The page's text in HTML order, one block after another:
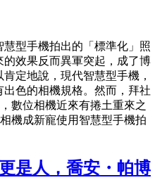
型手機拍出的「標準化」照
的效果反而異軍突起，成了博
定地說，現代智慧型手機，
色的相機規格。然而，拜社
數位相機近來有捲土重來之
機成新寵使用智慧型手機拍
是人，喬安・帕博